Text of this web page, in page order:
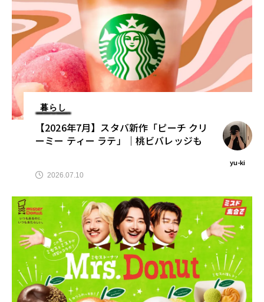
暮らし
【2026年7月】スタバ新作「ピーチ クリ
ーミー ティー ラテ」｜桃ビバレッジも
yu-ki
2026.07.10